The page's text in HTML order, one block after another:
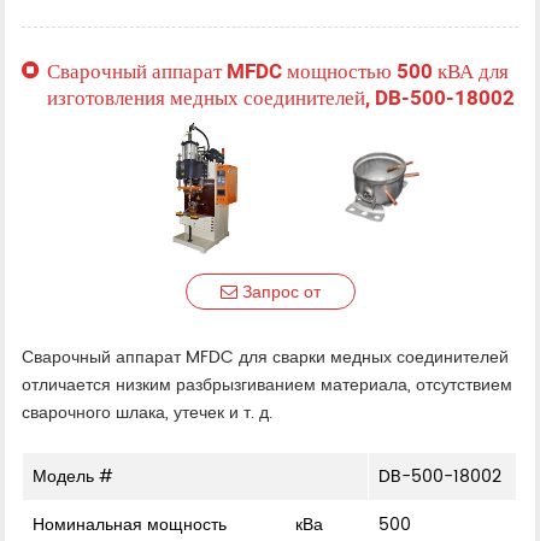
Сварочный аппарат MFDC мощностью 500 кВА для
изготовления медных соединителей, DB-500-18002
Запрос от
Сварочный аппарат MFDC для сварки медных соединителей
отличается низким разбрызгиванием материала, отсутствием
сварочного шлака, утечек и т. д.
Модель #
DB-500-18002
Номинальная мощность
кВа
500